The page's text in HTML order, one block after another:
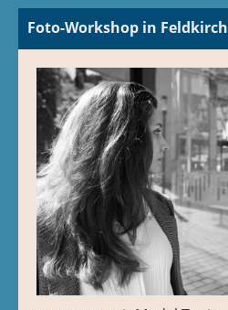
Foto-Workshop in Feldkirch